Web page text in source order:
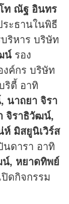
ท ณัฐ อินทร
ระธานในพิธี
ริหาร บริษัท
น์ รอง
ค์กร บริษัท
ริตี้ อาทิ
นาถยา จิรา
จิราธิวัฒน์,
ห์ มิสยูนิเวิร์ส
ดารา อาทิ
, หยาดทิพย์
ดกิจกรรม